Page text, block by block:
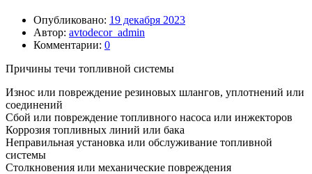
Опубликовано: 19 декабря 2023
Автор: avtodecor_admin
Комментарии: 0
Причины течи топливной системы
Износ или повреждение резиновых шлангов, уплотнений или
соединений
Сбой или повреждение топливного насоса или инжекторов
Коррозия топливных линий или бака
Неправильная установка или обслуживание топливной
системы
Столкновения или механические повреждения